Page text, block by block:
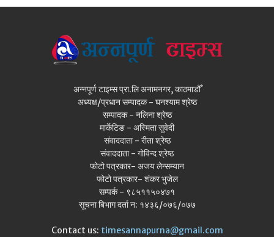
अन्नपूर्ण टाइम्स प्रा.लि अनामनगर, काठमाडौँ
अध्यक्ष/प्रधान सम्पादक - घनश्याम श्रेष्ठ
सम्पादक - नलिना श्रेष्ठ
मार्केटिङ - अस्मिता सुवेदी
संवाददाता - रीता श्रेष्ठ
संवाददाता - गोविन्द श्रेष्ठ
फोटो पत्रकार- अजय लेन्सम्यान
फोटो पत्रकार- शंकर भुजेल
सम्पर्क - ९८५११५०४७१
सूचना बिभाग दर्ता न: १४३६/०७६/०७७
Contact us: timesannapurna@gmail.com